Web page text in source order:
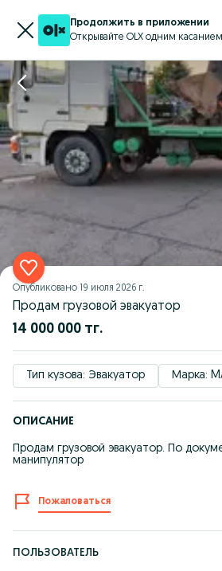
Продолжить в приложении
Открывайте OLX одним касанием
Опубликовано 19 июля 2026 г.
Продам грузовой эвакуатор
14 000 000 тг.
Тип кузова: Эвакуатор Марка:
ОПИСАНИЕ
Продам грузовой эвакуатор. По
манипулятор
Пожаловаться
ПОЛЬЗОВАТЕЛЬ